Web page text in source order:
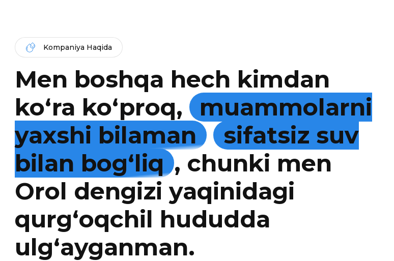
Kompaniya Haqida
Men boshqa hech kimdan
ko‘ra ko‘proq,
muammolarni
yaxshi bilaman
sifatsiz suv
bilan bog‘liq , chunki men
Orol dengizi yaqinidagi
qurg‘oqchil hududda
ulg‘ayganman.